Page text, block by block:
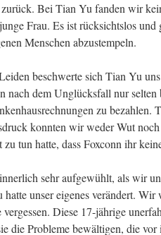
Bei Tian Yu fanden wir
Frau. Es ist rücksichtslos und
Menschen abzustempeln.
beschwerte sich Tian Yu
nach dem Unglücksfall nur
zu
konnten wir weder Wut
tun hatte, dass Foxconn ihr
sehr aufgewühlt, als wir
hatte unser eigenes verändert.
Diese 17-jährige
die Probleme bewältigen, die